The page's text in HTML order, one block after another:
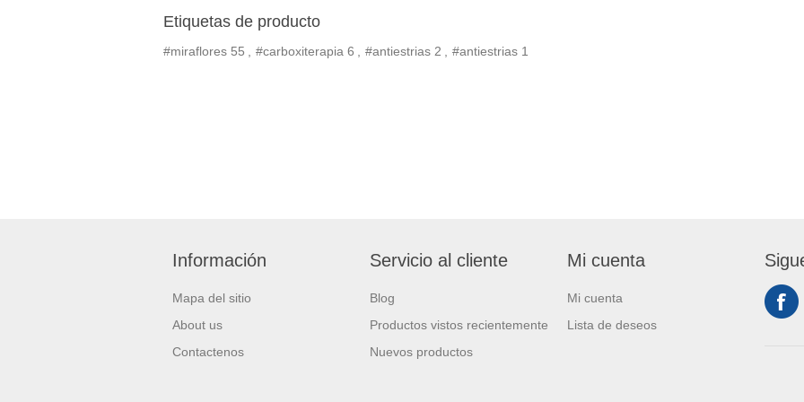
Etiquetas de producto
#miraflores 55 #carboxiterapia 6 #antiestrias 2 #antiestrias 1
Información
Mapa del sitio
About us
Contactenos
Servicio al cliente
Blog
Productos vistos recientemente
Nuevos productos
Mi cuenta
Mi cuenta
Lista de deseos